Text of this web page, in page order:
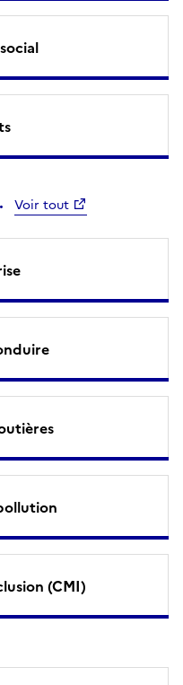
Voir tout
(CMI)